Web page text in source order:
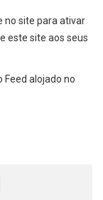
no site para ativar
este site aos seus
alojado no